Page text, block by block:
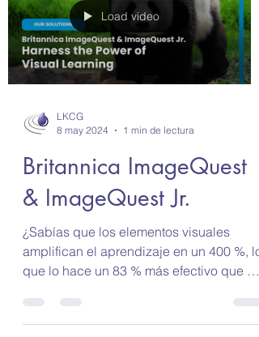
Load video
LKCG
8 may 2024
1 min de lectura
Britannica ImageQuest
& ImageQuest Jr.
¿Sabías que los elementos visuales
amplifican el aprendizaje en un 400 %, lo
que lo hace un 83 % más efectivo que el